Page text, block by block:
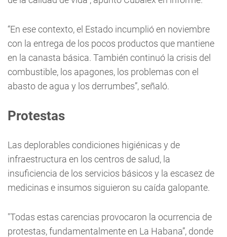
“En ese contexto, el Estado incumplió en noviembre
con la entrega de los pocos productos que mantiene
en la canasta básica. También continuó la crisis del
combustible, los apagones, los problemas con el
abasto de agua y los derrumbes”, señaló.
Protestas
Las deplorables condiciones higiénicas y de
infraestructura en los centros de salud, la
insuficiencia de los servicios básicos y la escasez de
medicinas e insumos siguieron su caída galopante.
"Todas estas carencias provocaron la ocurrencia de
protestas, fundamentalmente en La Habana”, donde